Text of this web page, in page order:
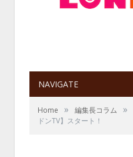
NAVIGATE
Home » 編集長コラム »
ドンTV】スタート！